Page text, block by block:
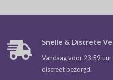
Snelle & Discrete
Vandaag voor 23:59
discreet bezorgd.